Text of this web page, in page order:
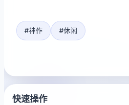
#神作 #休闲
快速操作